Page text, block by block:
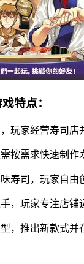
特点：
玩家经营寿司店
按需求快速制作
寿司，玩家自由
，玩家专注店铺
，推出新款式并